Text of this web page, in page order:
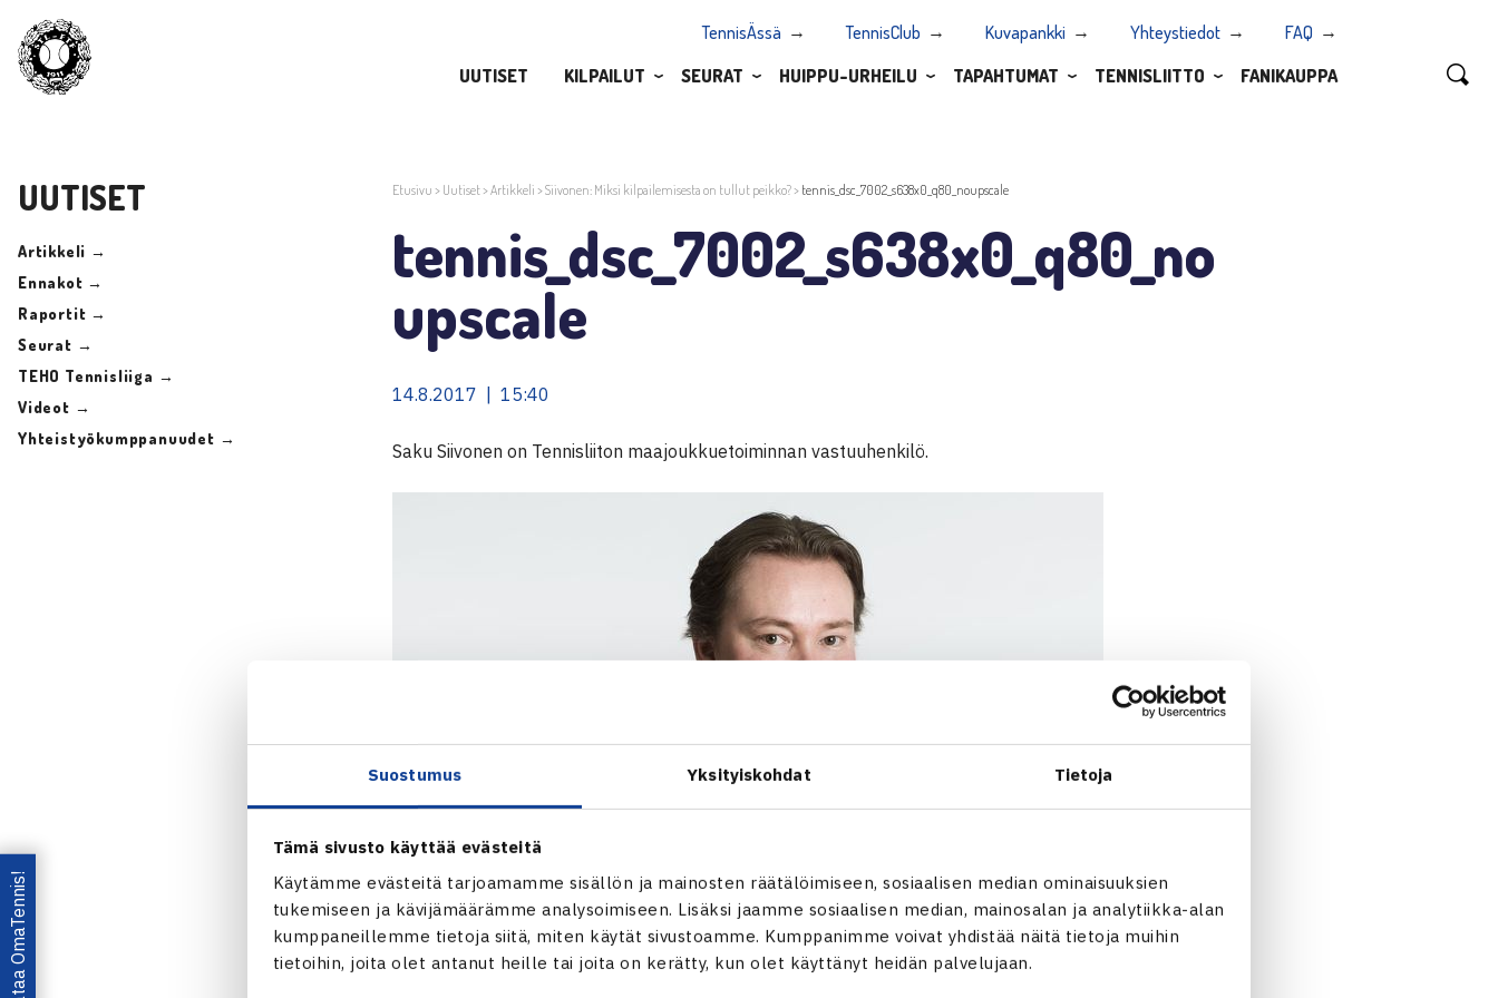
Suostumus Yksityiskohdat Tietoja
Tämä sivusto käyttää evästeitä
Käytämme evästeitä tarjoamamme sisällön ja mainosten räätälöimiseen, sosiaalisen median ominaisuuksien
tukemiseen ja kävijämäärämme analysoimiseen. Lisäksi jaamme sosiaalisen median, mainosalan ja analytiikka-alan
kumppaneillemme tietoja siitä, miten käytät sivustoamme. Kumppanimme voivat yhdistää näitä tietoja muihin
tietoihin, joita olet antanut heille tai joita on kerätty, kun olet käyttänyt heidän palvelujaan.
TennisÄssä TennisClub Kuvapankki Yhteystiedot
FAQ
UUTISET
KILPAILUT SEURAT HUIPPU-URHEILU TAPAHTUMAT TENNISLIITTO FANIKAUPPA
UUTISET
Artikkeli →
Ennakot →
Raportit →
Seurat →
TEHO Tennisliiga →
Videot →
Yhteistyökumppanuudet →
Etusivu > Uutiset>Artikkeli >Siivonen: Miksi kilpailemisesta on tullut peikko?> tennis_dsc_7002_s638x0_q80_noupscale
tennis_dsc_7002_s638x0_q80_no
upscale
14.8.2017 | 15:40
Saku Siivonen on Tennisliiton maajoukkuetoiminnan vastuuhenkilö.
Lataa OmaTennis!